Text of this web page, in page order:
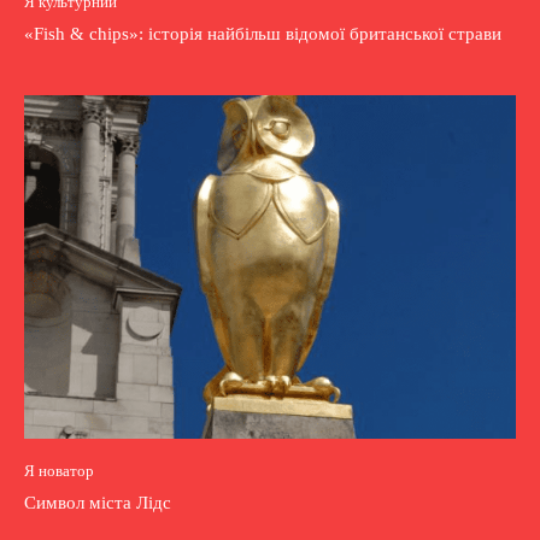
«Fish & chips»: історія найбільш відомої британської страви
Я новатор
Символ міста Лідс